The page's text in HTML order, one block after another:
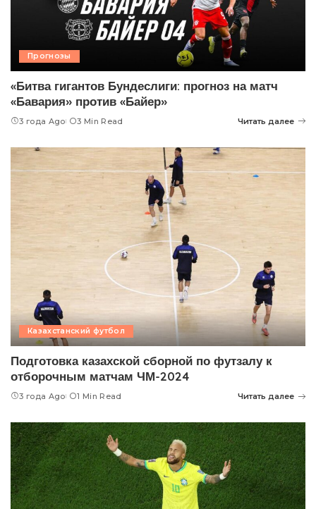
Прогнозы
«Битва гигантов Бундеслиги: прогноз на матч
«Бавария» против «Байер»
3 года Ago 3 Min Read Читать далее
Казахстанский футбол
Подготовка казахской сборной по футзалу к
отборочным матчам ЧМ-2024
3 года Ago 1 Min Read Читать далее